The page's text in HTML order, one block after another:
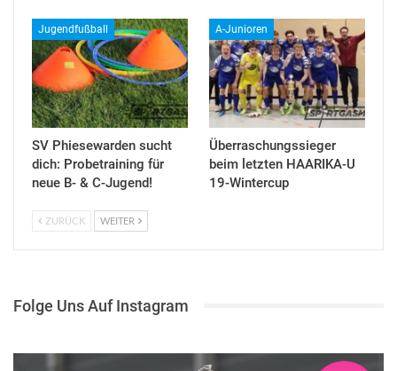
Jugendfußball
SV Phiesewarden sucht
dich: Probetraining für
neue B- & C-Jugend!
A-Junioren
Überraschungssieger
beim letzten HAARIKA-U
19-Wintercup
ZURÜCK WEITER
Folge Uns Auf Instagram